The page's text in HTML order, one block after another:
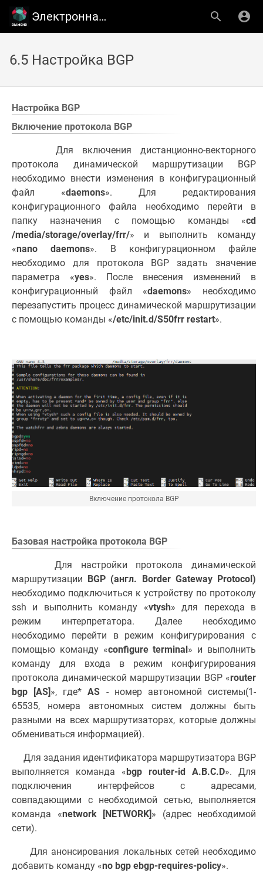
Электронная библиотека ООО ''ТСC''
6.5 Настройка BGP
Настройка BGP
Включение протокола BGP
Для включения дистанционно-векторного
протокола динамической маршрутизации BGP
необходимо внести изменения в конфигурационный
файл «daemons». Для редактирования
конфигурационного файла необходимо перейти в
папку назначения с помощью команды «cd
/media/storage/overlay/frr/» и выполнить команду
«nano daemons». В конфигурационном файле
необходимо для протокола BGP задать значение
параметра «yes». После внесения изменений в
конфигурационный файл «daemons» необходимо
перезапустить процесс динамической маршрутизации
с помощью команды «/etc/init.d/S50frr restart».
Включение протокола BGP
Базовая настройка протокола BGP
Для настройки протокола динамической
маршрутизации BGP (англ. Border Gateway Protocol)
необходимо подключиться к устройству по протоколу
ssh и выполнить команду «vtysh» для перехода в
режим интерпретатора. Далее необходимо
необходимо перейти в режим конфигурирования с
помощью команду «configure terminal» и выполнить
команду для входа в режим конфигурирования
протокола динамической маршрутизации BGP «router
bgp [AS]», где*AS - номер автономной системы(1-
65535, номера автономных систем должны быть
разными на всех маршрутизаторах, которые должны
обмениваться информацией).
Для задания идентификатора маршрутизатора BGP
выполняется команда «bgp router-id A.B.C.D». Для
подключения интерфейсов с адресами,
совпадающими с необходимой сетью, выполняется
команда «network [NETWORK]» (адрес необходимой
сети).
Для анонсирования локальных сетей необходимо
добавить команду «no bgp ebgp-requires-policy».